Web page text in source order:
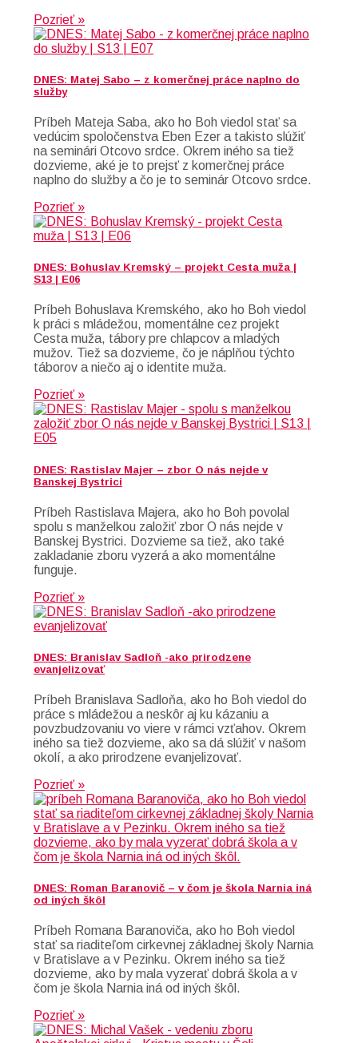
Pozrieť »
DNES: Matej Sabo – z komerčnej práce naplno do
služby
Príbeh Mateja Saba, ako ho Boh viedol stať sa
vedúcim spoločenstva Eben Ezer a takisto slúžiť
na seminári Otcovo srdce. Okrem iného sa tiež
dozvieme, aké je to prejsť z komerčnej práce
naplno do služby a čo je to seminár Otcovo srdce.
Pozrieť »
DNES: Bohuslav Kremský – projekt Cesta muža |
S13 | E06
Príbeh Bohuslava Kremského, ako ho Boh viedol
k práci s mládežou, momentálne cez projekt
Cesta muža, tábory pre chlapcov a mladých
mužov. Tiež sa dozvieme, čo je náplňou týchto
táborov a niečo aj o identite muža.
Pozrieť »
DNES: Rastislav Majer – zbor O nás nejde v
Banskej Bystrici
Príbeh Rastislava Majera, ako ho Boh povolal
spolu s manželkou založiť zbor O nás nejde v
Banskej Bystrici. Dozvieme sa tiež, ako také
zakladanie zboru vyzerá a ako momentálne
funguje.
Pozrieť »
DNES: Branislav Sadloň -ako prirodzene
evanjelizovať
Príbeh Branislava Sadloňa, ako ho Boh viedol do
práce s mládežou a neskôr aj ku kázaniu a
povzbudzovaniu vo viere v rámci vzťahov. Okrem
iného sa tiež dozvieme, ako sa dá slúžiť v našom
okolí, a ako prirodzene evanjelizovať.
Pozrieť »
DNES: Roman Baranovič – v čom je škola Narnia iná
od iných škôl
Príbeh Romana Baranoviča, ako ho Boh viedol
stať sa riaditeľom cirkevnej základnej školy Narnia
v Bratislave a v Pezinku. Okrem iného sa tiež
dozvieme, ako by mala vyzerať dobrá škola a v
čom je škola Narnia iná od iných škôl.
Pozrieť »